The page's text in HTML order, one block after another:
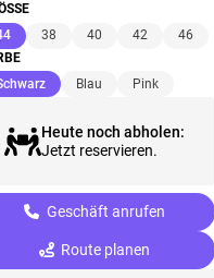
(ausgewählt)
38 40 42
46
(ausgewählt)
Blau Pink
Heute noch abholen:
Jetzt reservieren.
Geschäft anrufen
Route planen